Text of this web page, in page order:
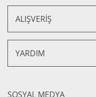
38.800,00 TL + KDV
ALIŞVERİŞ
YARDIM
SOSYAL MEDYA